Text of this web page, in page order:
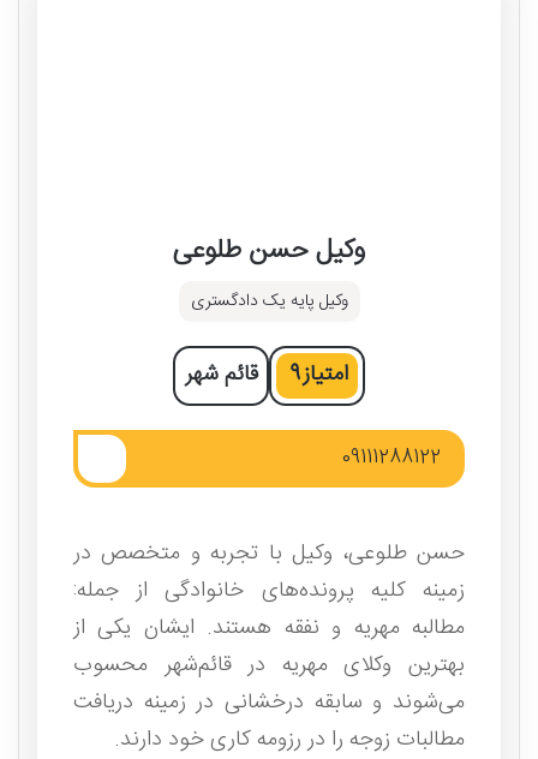
وکیل حسن طلوعی
وکیل پایه یک دادگستری
امتیاز9 قائم‌ شهر
09111288122
حسن طلوعی، وکیل با تجربه و متخصص در
زمینه کلیه پرونده‌های خانوادگی از جمله:
مطالبه مهریه و نفقه هستند. ایشان یکی از
بهترین وکلای مهریه در قا‌ئم‌شهر محسوب
می‌شوند و سابقه درخشانی در زمینه دریافت
مطالبات زوجه را در رزومه کاری خود دارند.